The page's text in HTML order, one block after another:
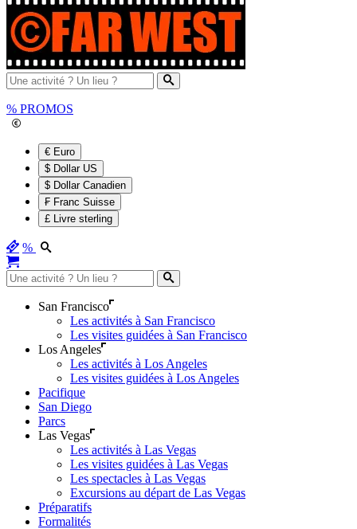
% PROMOS
€ Euro
$ Dollar US
$ Dollar Canadien
₣ Franc Suisse
£ Livre sterling
%
San Francisco
Les activités à San Francisco
Les visites guidées à San Francisco
Los Angeles
Les activités à Los Angeles
Les visites guidées à Los Angeles
Pacifique
San Diego
Parcs
Las Vegas
Les activités à Las Vegas
Les visites guidées à Las Vegas
Les spectacles à Las Vegas
Excursions au départ de Las Vegas
Préparatifs
Formalités